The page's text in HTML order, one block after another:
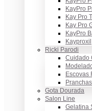
KayPro
Kay Pro
Kay Pro
KayPro
Kayproxil
Ricki Parodi
Cuidado
Escovas
Gota Dourada
Salon Line
Gelatina